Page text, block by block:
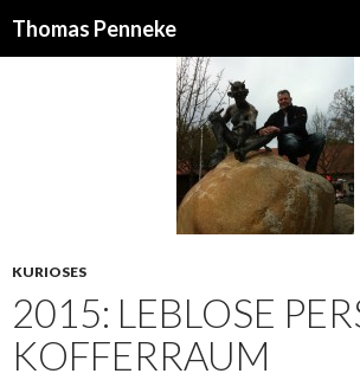
Thomas Penneke
KURIOSES
2015: LEBLOSE
KOFFERRAUM